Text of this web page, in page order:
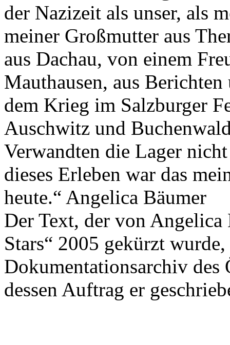
der Nazizeit als unser, als
meiner Großmutter aus
aus Dachau, von einem
Mauthausen, aus
dem Krieg im Salzburger
Auschwitz und
Verwandten die Lager
dieses Erleben war das
heute.“ Angelica Bäumer
Der Text, der von
Stars“ 2005 gekürzt
Dokumentationsarchiv des
dessen Auftrag er